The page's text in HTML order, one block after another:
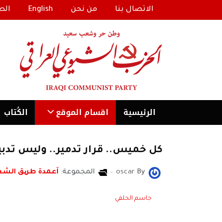
الاتصال بنا من نحن English
الرئیسية اقسام الموقع الكُتاب
كل خميس.. قرار تدمير.. وليس
By
oscar المجموعة: آعمدة طریق
جاسم الحلفي